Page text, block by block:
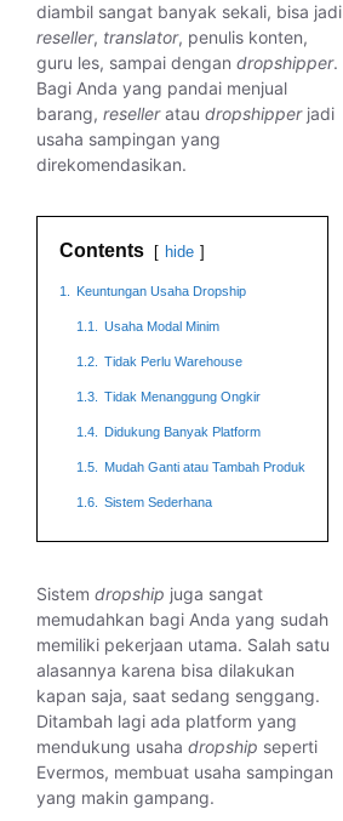
diambil sangat banyak sekali, bisa jadi
reseller, translator, penulis konten,
guru les, sampai dengan dropshipper.
Bagi Anda yang pandai menjual
barang, reselleratau dropshipperjadi
usaha sampingan yang
direkomendasikan.
Contents hide
1. Keuntungan Usaha Dropship
1.1. Usaha Modal Minim
1.2. Tidak Perlu Warehouse
1.3. Tidak Menanggung Ongkir
1.4. Didukung Banyak Platform
1.5. Mudah Ganti atau Tambah Produk
1.6. Sistem Sederhana
Sistem dropship juga sangat
memudahkan bagi Anda yang sudah
memiliki pekerjaan utama. Salah satu
alasannya karena bisa dilakukan
kapan saja, saat sedang senggang.
Ditambah lagi ada platform yang
mendukung usaha dropship seperti
Evermos, membuat usaha sampingan
yang makin gampang.